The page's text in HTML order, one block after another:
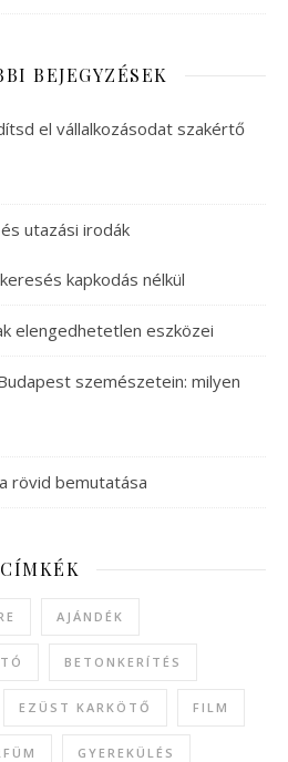
BEJEGYZÉSEK
el vállalkozásodat szakértő
utazási irodák
kapkodás nélkül
elengedhetetlen eszközei
szemészetein: milyen
rövid bemutatása
CÍMKÉK
AJÁNDÉK
BETONKERÍTÉS
EZÜST KARKÖTŐ FILM
GYEREKÜLÉS